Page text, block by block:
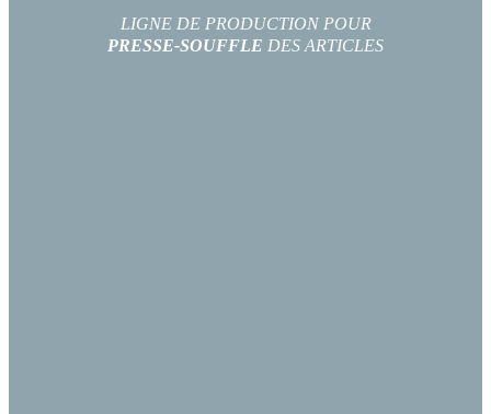
LIGNE DE PRODUCTION POUR
PRESSE-SOUFFLE DES ARTICLES